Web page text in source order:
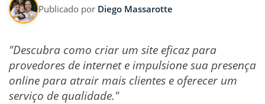
Publicado por Diego Massarotte
"Descubra como criar um site eficaz para
provedores de internet e impulsione sua presença
online para atrair mais clientes e oferecer um
serviço de qualidade."